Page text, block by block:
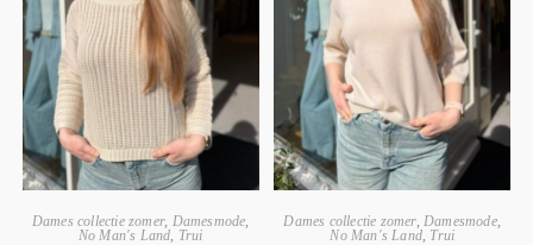
Dames collectie zomer, Damesmode
No Man's Land Trui
Dames collectie zomer, Damesmode,
No Man's Land, Trui